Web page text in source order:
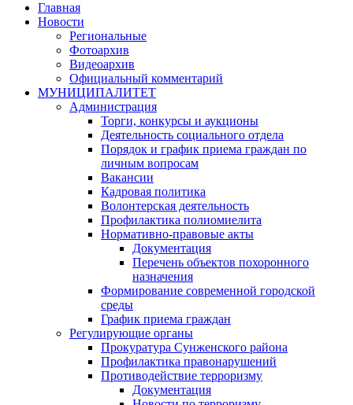
Главная
Новости
Региональные
Фотоархив
Видеоархив
Официальный комментарий
МУНИЦИПАЛИТЕТ
Администрация
Торги, конкурсы и аукционы
Деятельность социального отдела
Порядок и график приема граждан по
личным вопросам
Вакансии
Кадровая политика
Волонтерская деятельность
Профилактика полиомиелита
Нормативно-правовые акты
Документация
Перечень объектов похоронного
назначения
Формирование современной городской
среды
График приема граждан
Регулирующие органы
Прокуратура Сунженского района
Профилактика правонарушений
Противодействие терроризму
Документация